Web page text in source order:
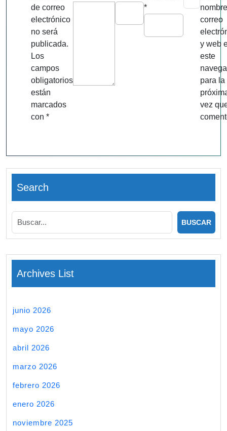
de correo
electrónico
no será
publicada.
Los
campos
obligatorios
están
marcados
con *
*
correo
y web
este
para la
vez
Search
Archives List
junio 2026
mayo 2026
abril 2026
marzo 2026
febrero 2026
enero 2026
noviembre 2025